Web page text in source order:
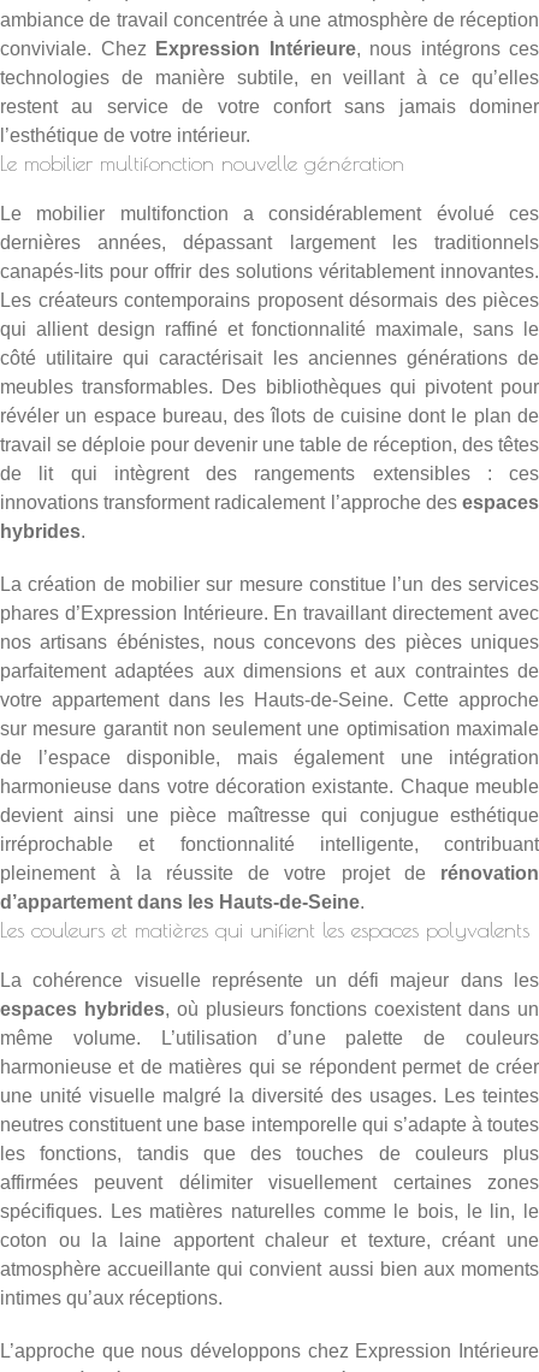
ambiance de travail concentrée à une atmosphère de réception
conviviale. Chez
Expression Intérieure, nous intégrons ces
technologies de manière subtile, en veillant à ce qu’elles
restent au service de votre confort sans jamais dominer
l’esthétique de votre intérieur.
Le mobilier multifonction nouvelle génération
Le mobilier multifonction a considérablement évolué ces
dernières années, dépassant largement les traditionnels
canapés-lits pour offrir des solutions véritablement innovantes.
Les créateurs contemporains proposent désormais des pièces
qui allient design raffiné et fonctionnalité maximale, sans le
côté utilitaire qui caractérisait les anciennes générations de
meubles transformables. Des bibliothèques qui pivotent pour
révéler un espace bureau, des îlots de cuisine dont le plan de
travail se déploie pour devenir une table de réception, des têtes
de lit qui intègrent des rangements extensibles : ces
innovations transforment radicalement l’approche des espaces
hybrides.
La création de mobilier sur mesure constitue l’un des services
phares d’Expression Intérieure. En travaillant directement avec
nos artisans ébénistes, nous concevons des pièces uniques
parfaitement adaptées aux dimensions et aux contraintes de
votre appartement dans les Hauts-de-Seine. Cette approche
sur mesure garantit non seulement une optimisation maximale
de l’espace disponible, mais également une intégration
harmonieuse dans votre décoration existante. Chaque meuble
devient ainsi une pièce maîtresse qui conjugue esthétique
irréprochable et fonctionnalité intelligente, contribuant
pleinement à la réussite de votre projet de rénovation
d’appartement dans les Hauts-de-Seine.
Les couleurs et matières qui unifient les espaces polyvalents
La cohérence visuelle représente un défi majeur dans les
espaces hybrides, où plusieurs fonctions coexistent dans un
même volume. L’utilisation d’une palette de couleurs
harmonieuse et de matières qui se répondent permet de créer
une unité visuelle malgré la diversité des usages. Les teintes
neutres constituent une base intemporelle qui s’adapte à toutes
les fonctions, tandis que des touches de couleurs plus
affirmées peuvent délimiter visuellement certaines zones
spécifiques. Les matières naturelles comme le bois, le lin, le
coton ou la laine apportent chaleur et texture, créant une
atmosphère accueillante qui convient aussi bien aux moments
intimes qu’aux réceptions.
L’approche que nous développons chez Expression Intérieure